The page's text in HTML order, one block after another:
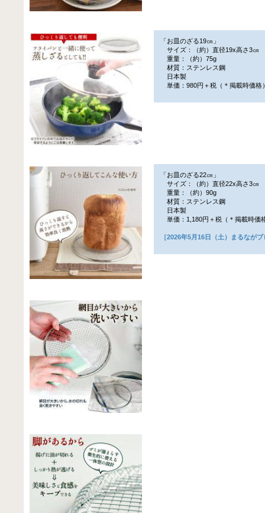
「お皿のざる19㎝」
サイズ：（約）直径19x高さ3㎝
重量：（約）75g
材質：ステンレス鋼
日本製
単価：980円＋税（＊掲載時価格
「お皿のざる22㎝」
サイズ：（約）直径22x高さ3㎝
重量：（約）90g
材質：ステンレス鋼
日本製
単価：1,180円＋税（＊掲載時価
［2026年5月16日（土）まるなが